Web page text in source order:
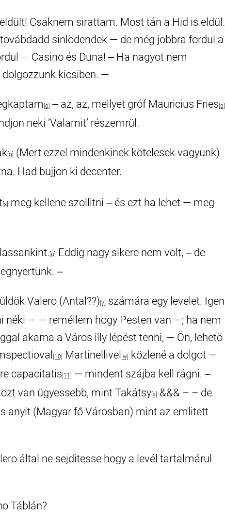
Csaknem sirattam. Most tán a Hid is eldül.
sinlödendek — de még jobbra fordul a
— Casino és Duna! ‒ Ha nagyot nem
kicsiben. —
[o] ‒ az, az, mellyet gróf Mauricius Fries [p]
neki ’Valamit’ részemrül.
[q]
(Mert ezzel mindenkinek kötelesek vagyunk)
Had bujjon ki decenter.
[s]
meg kellene szollitni ‒ és ezt ha lehet — meg
[u]
Eddig nagy sikere nem volt, ‒ de
‒
Valero (Antal??) [v]
számára egy levelet. Igen
néki — — reméllem hogy Pesten van —; ha nem
akarna a Város illy lépést tenni, — Ön, lehetö
[10] Martinellivel [w]
közlené a dolgot —
capacitatis [11]
— mindent szájba kell rágni. ‒
van ügyessebb, mint Takátsy [x]
&&& – – de
anyit (Magyar fő Városban) mint az emlitett
által ne sejditesse hogy a levél tartalmárul
Táblán?